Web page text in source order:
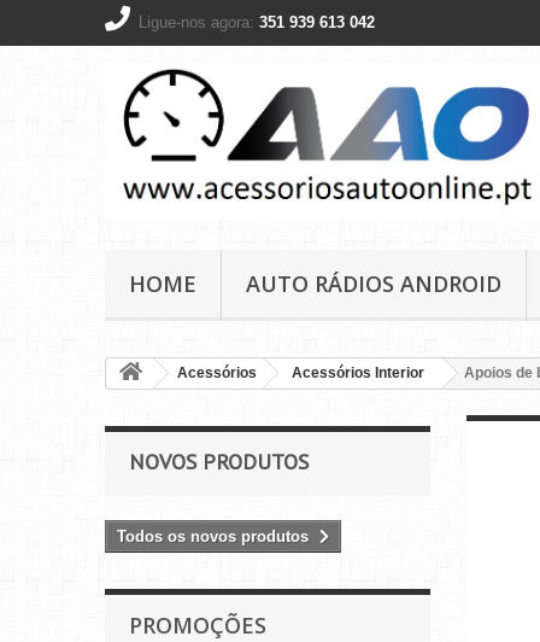
Ligue-nos agora: 351 939 613 042
HOME AUTO RÁDIOS ANDROID
Acessórios Acessórios Interior Apoios de
NOVOS PRODUTOS
Todos os novos produtos
PROMOÇÕES